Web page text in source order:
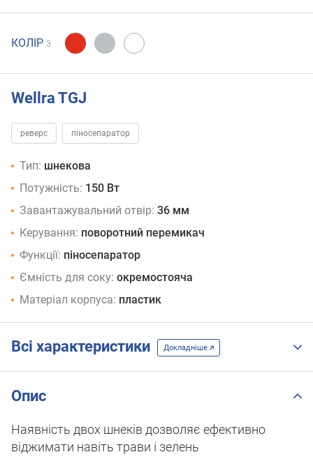
КОЛІР 3
Wellra TGJ
реверс піносепаратор
Тип: шнекова
Потужність: 150 Вт
Завантажувальний отвір: 36 мм
Керування: поворотний перемикач
Функції: піносепаратор
Ємність для соку: окремостояча
Матеріал корпуса: пластик
Всі характеристики Докладніше
Опис
Наявність двох шнеків дозволяє ефективно
віджимати навіть трави і зелень